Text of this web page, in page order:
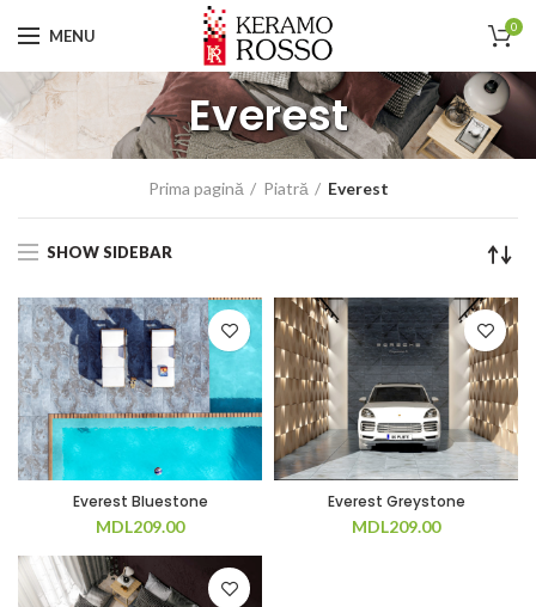
MENU 0
Everest
Prima pagină Piatră Everest
SHOW SIDEBAR
Everest Bluestone
MDL209.00
Everest Greystone
MDL209.00